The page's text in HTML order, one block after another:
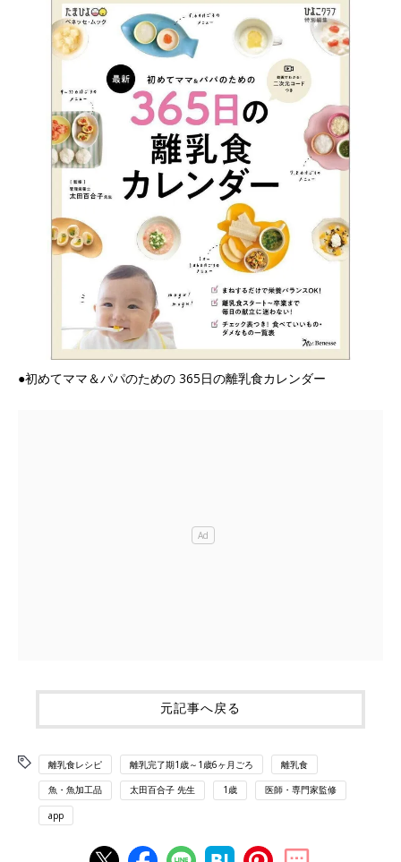
●初めてママ＆パパのための 365日の離乳食カレンダー
元記事へ戻る
離乳食レシピ 離乳完了期1歳～1歳6ヶ月ごろ 離乳食
魚・魚加工品 太田百合子 先生 1歳 医師・専門家監修
app